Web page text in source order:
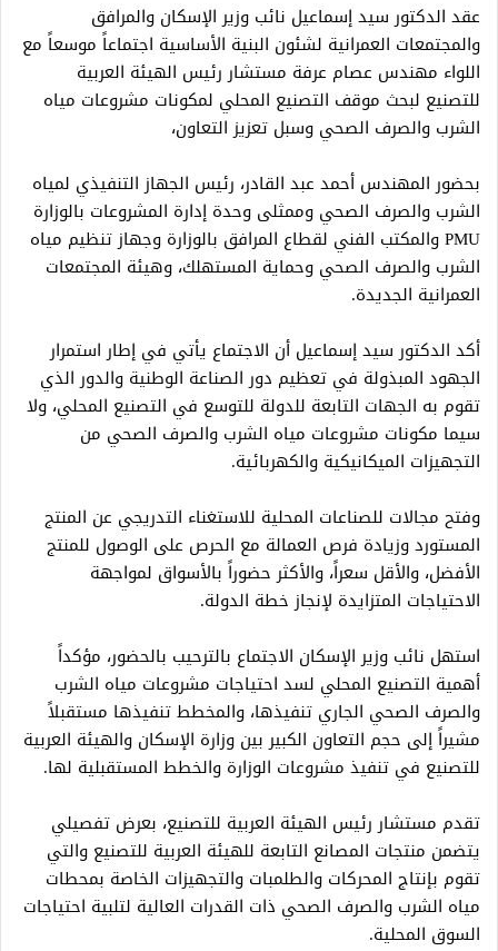
عقد الدكتور سيد إسماعيل نائب وزير الإسكان والمرافق
والمجتمعات العمرانية لشئون البنية الأساسية اجتماعاً موسعاً مع
اللواء مهندس عصام عرفة مستشار رئيس الهيئة العربية
للتصنيع لبحث موقف التصنيع المحلي لمكونات مشروعات مياه
الشرب والصرف الصحي وسبل تعزيز التعاون،
بحضور المهندس أحمد عبد القادر، رئيس الجهاز التنفيذي لمياه
الشرب والصرف الصحي وممثلى وحدة إدارة المشروعات بالوزارة
PMU والمكتب الفني لقطاع المرافق بالوزارة وجهاز تنظيم مياه
الشرب والصرف الصحي وحماية المستهلك، وهيئة المجتمعات
العمرانية الجديدة.
أكد الدكتور سيد إسماعيل أن الاجتماع يأتي في إطار استمرار
الجهود المبذولة في تعظيم دور الصناعة الوطنية والدور الذي
تقوم به الجهات التابعة للدولة للتوسع في التصنيع المحلي، ولا
سيما مكونات مشروعات مياه الشرب والصرف الصحي من
التجهيزات الميكانيكية والكهربائية.
وفتح مجالات للصناعات المحلية للاستغناء التدريجي عن المنتج
المستورد وزيادة فرص العمالة مع الحرص على الوصول للمنتج
الأفضل، والأقل سعراً، والأكثر حضوراً بالأسواق لمواجهة
الاحتياجات المتزايدة لإنجاز خطة الدولة.
استهل نائب وزير الإسكان الاجتماع بالترحيب بالحضور، مؤكداً
أهمية التصنيع المحلي لسد احتياجات مشروعات مياه الشرب
والصرف الصحي الجاري تنفيذها، والمخطط تنفيذها مستقبلاً
مشيراً إلى حجم التعاون الكبير بين وزارة الإسكان والهيئة العربية
للتصنيع في تنفيذ مشروعات الوزارة والخطط المستقبلية لها.
تقدم مستشار رئيس الهيئة العربية للتصنيع، بعرض تفصيلي
يتضمن منتجات المصانع التابعة للهيئة العربية للتصنيع والتي
تقوم بإنتاج المحركات والطلمبات والتجهيزات الخاصة بمحطات
مياه الشرب والصرف الصحي ذات القدرات العالية لتلبية احتياجات
السوق المحلية.